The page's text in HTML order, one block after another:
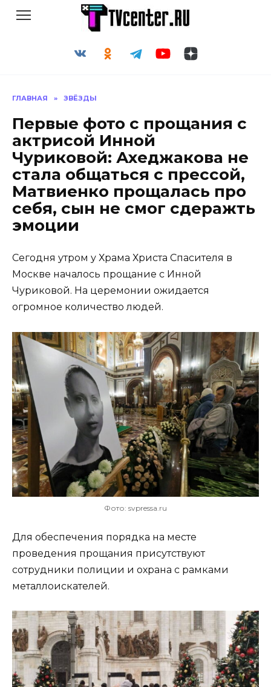
ГЛАВНАЯ » ЗВЁЗДЫ
Первые фото с прощания с
актрисой Инной
Чуриковой: Ахеджакова не
стала общаться с прессой,
Матвиенко прощалась про
себя, сын не смог сдеражть
эмоции
Сегодня утром у Храма Христа Спасителя в
Москве началось прощание с Инной
Чуриковой. На церемонии ожидается
огромное количество людей.
Фото: svpressa.ru
Для обеспечения порядка на месте
проведения прощания присутствуют
сотрудники полиции и охрана с рамками
металлоискателей.